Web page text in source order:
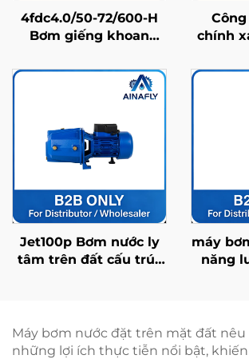
4fdc4.0/50-72/600-H
Bơm giếng khoan
bằng thép không gỉ
bền bỉ, tuổi thọ cao và
chính
áp
Jet100p Bơm nước ly
tâm trên đất cấu trúc
máy
năng
Máy bơm nước đặt trên mặt đất
những lợi ích thực tiễn nổi bật,